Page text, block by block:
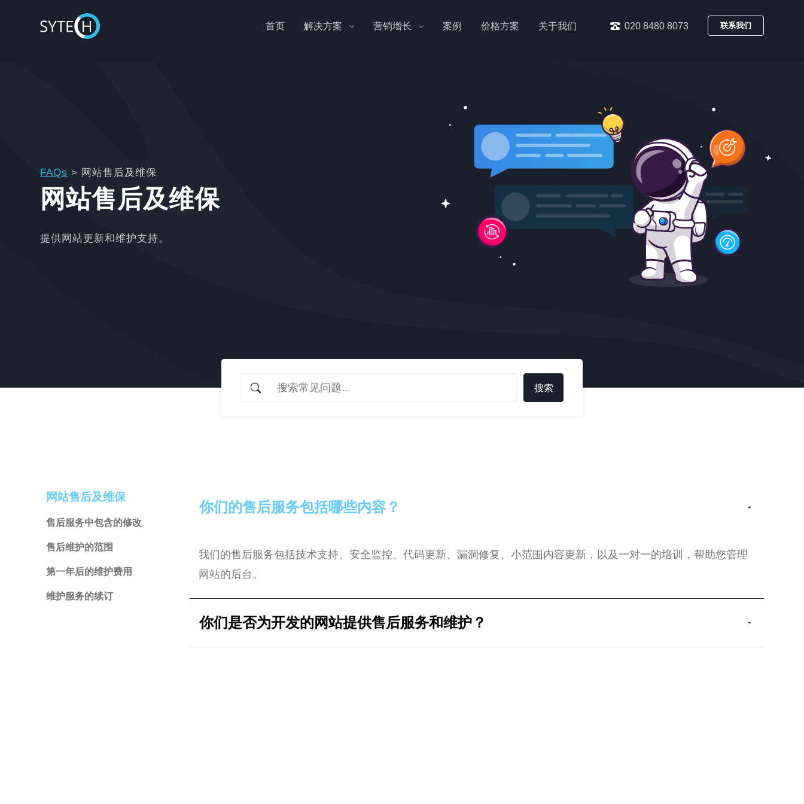
首页 解决方案 营销增长 案例 价格方案 关于我们 020 8480 8073 联系我们
FAQs > 网站售后及维保
网站售后及维保
提供网站更新和维护支持。
网站售后及维保
售后服务中包含的修改
售后维护的范围
第一年后的维护费用
维护服务的续订
你们的售后服务包括哪些内容？
我们的售后服务包括技术支持、安全监控、代码更新、漏洞修复、小范围内容更新，以及一对一的培训，帮助您管理
网站的后台。
你们是否为开发的网站提供售后服务和维护？